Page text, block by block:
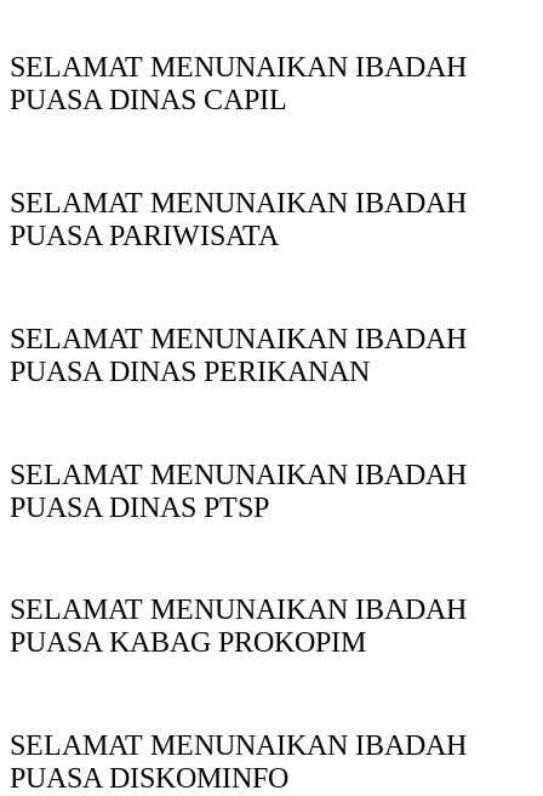
SELAMAT MENUNAIKAN IBADAH
PUASA DINAS CAPIL
SELAMAT MENUNAIKAN IBADAH
PUASA PARIWISATA
SELAMAT MENUNAIKAN IBADAH
PUASA DINAS PERIKANAN
SELAMAT MENUNAIKAN IBADAH
PUASA DINAS PTSP
SELAMAT MENUNAIKAN IBADAH
PUASA KABAG PROKOPIM
SELAMAT MENUNAIKAN IBADAH
PUASA DISKOMINFO